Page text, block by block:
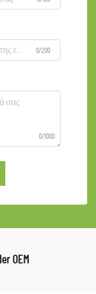
0/200
0/1000
OEM